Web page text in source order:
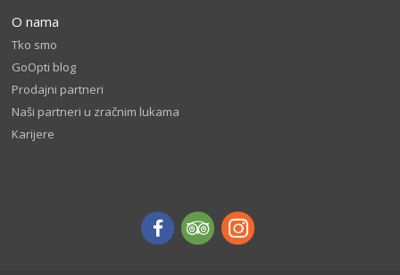
O nama
Tko smo
GoOpti blog
Prodajni partneri
Naši partneri u zračnim lukama
Karijere